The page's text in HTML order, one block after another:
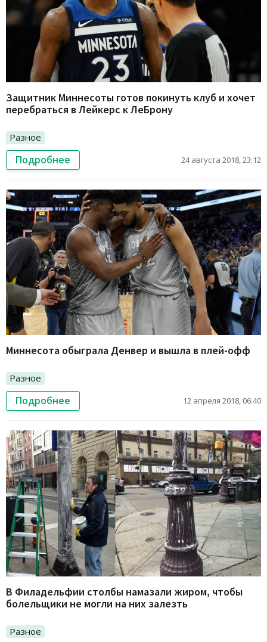
Защитник Миннесоты готов покинуть клуб и хочет
перебраться в Лейкерс к ЛеБрону
Разное
Подробнее 24 августа 2018, 23:12
Миннесота обыграла Денвер и вышла в плей-офф
Разное
Подробнее 12 апреля 2018, 06:40
В Филадельфии столбы намазали жиром, чтобы
болельщики не могли на них залезть
Разное